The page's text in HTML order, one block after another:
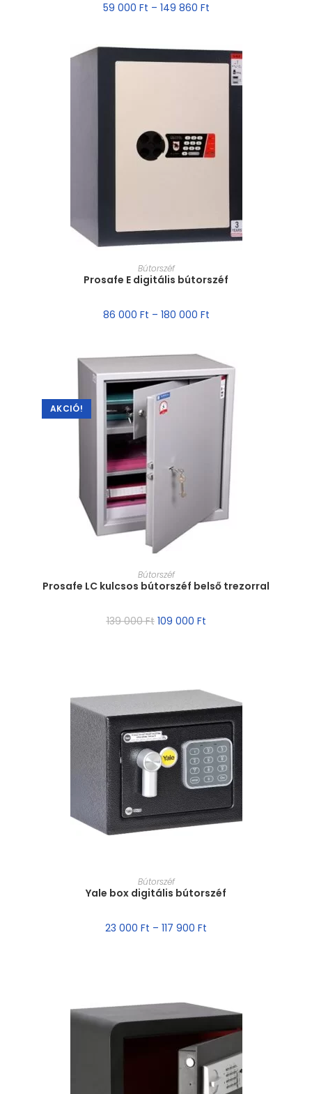
59 000 Ft – 149 860 Ft
MÉRET VÁLASZTÁSA
Bútorszéf
Prosafe E digitális bútorszéf
86 000 Ft – 180 000 Ft
AKCIÓ!
MÉRET VÁLASZTÁSA
Bútorszéf
Prosafe LC kulcsos bútorszéf belső trezorral
139 000Ft 109 000 Ft
MÉRET VÁLASZTÁSA
Bútorszéf
Yale box digitális bútorszéf
23 000 Ft – 117 900 Ft